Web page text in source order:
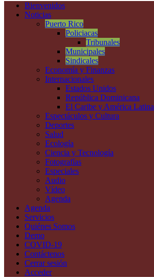
Bienvenidos
Noticias
Puerto Rico
Policiacas
Tribunales
Municipales
Sindicales
Economía y Finanzas
Internacionales
Estados Unidos
República Dominicana
El Caribe y América Latina
Espectáculos y Cultura
Deportes
Salud
Ecología
Ciencia y Tecnología
Fotografías
Especiales
Audio
Vídeo
Agenda
Agenda
Servicios
Quiénes Somos
Demo
COVID-19
Contáctenos
Cerrar sesión
Acceder